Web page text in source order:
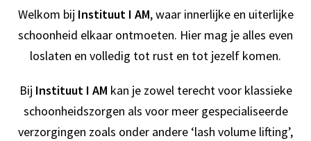
Welkom bij Instituut I AM, waar innerlijke en uiterlijke
schoonheid elkaar ontmoeten. Hier mag je alles even
loslaten en volledig tot rust en tot jezelf komen.
Bij Instituut I AM kan je zowel terecht voor klassieke
schoonheidszorgen als voor meer gespecialiseerde
verzorgingen zoals onder andere ‘lash volume lifting’,